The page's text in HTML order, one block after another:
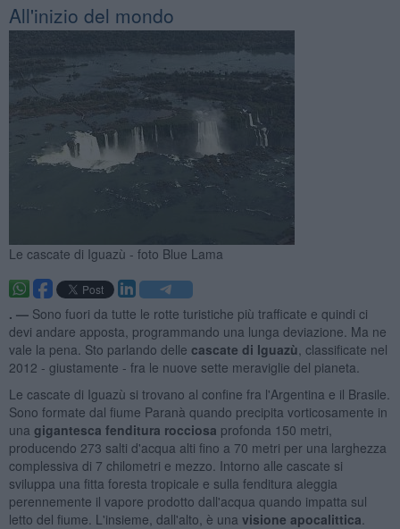
All'inizio del mondo
Le cascate di Iguazù - foto Blue Lama
. — Sono fuori da tutte le rotte turistiche più trafficate e quindi ci
devi andare apposta, programmando una lunga deviazione. Ma ne
vale la pena. Sto parlando delle cascate di Iguazù , classificate nel
2012 - giustamente - fra le nuove sette meraviglie del pianeta.
Le cascate di Iguazù si trovano al confine fra l'Argentina e il Brasile.
Sono formate dal fiume Paranà quando precipita vorticosamente in
una gigantesca fenditura rocciosa profonda 150 metri,
producendo 273 salti d'acqua alti fino a 70 metri per una larghezza
complessiva di 7 chilometri e mezzo. Intorno alle cascate si
sviluppa una fitta foresta tropicale e sulla fenditura aleggia
perennemente il vapore prodotto dall'acqua quando impatta sul
letto del fiume. L'insieme, dall'alto, è una visione apocalittica